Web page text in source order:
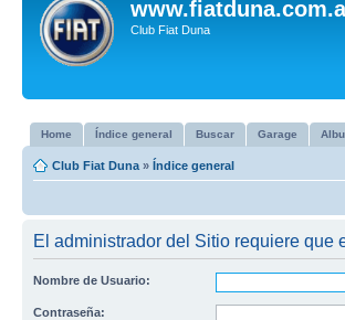
Club Fiat Duna
Home Índice general Buscar Garage
Club Fiat Duna » Índice general
El administrador del Sitio requiere que
Nombre de Usuario:
Contraseña: